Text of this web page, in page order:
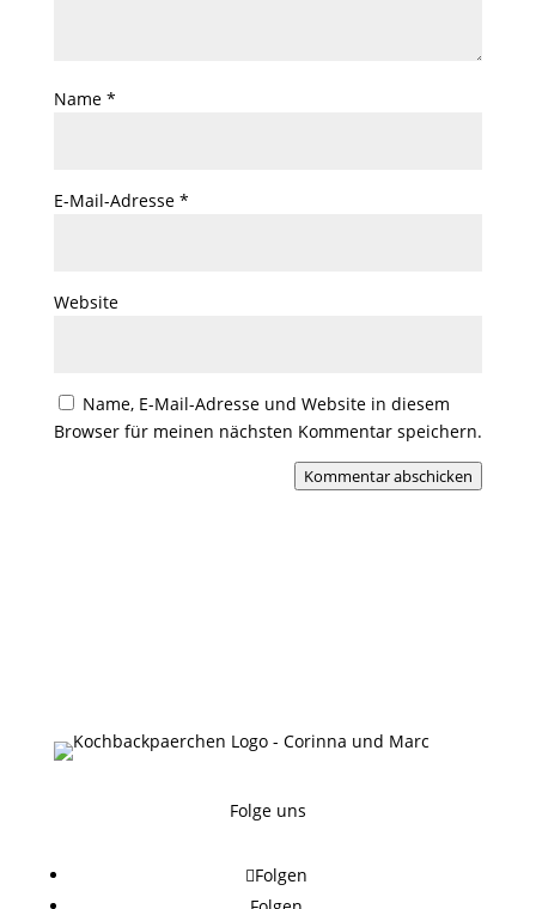
Name *
E-Mail-Adresse *
Website
Name, E-Mail-Adresse und Website in diesem
Browser für meinen nächsten Kommentar speichern.
Kommentar abschicken
Folge uns
Folgen